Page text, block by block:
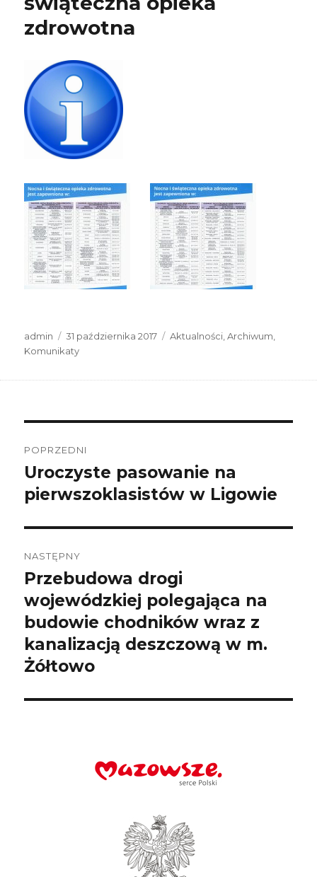
zdrowotna
Autor
admin
Data
publikacji
31 października 2017 Kategorie
Aktualności ,Archiwum
Komunikaty
wpisu
POPRZEDNI
Poprzedni
wpis:
Uroczyste pasowanie na
pierwszoklasistów w Ligowie
NASTĘPNY
Następny
wpis:
Przebudowa drogi
wojewódzkiej polegająca na
budowie chodników wraz z
kanalizacją deszczową w m.
Żółtowo